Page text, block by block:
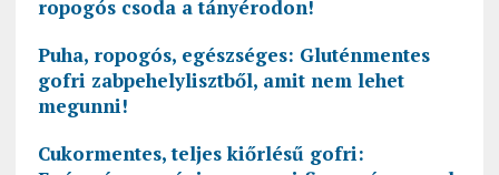
ropogós csoda a tányérodon!
Puha, ropogós, egészséges: Gluténmentes
gofri zabpehelylisztből, amit nem lehet
megunni!
Cukormentes, teljes kiőrlésű gofri: